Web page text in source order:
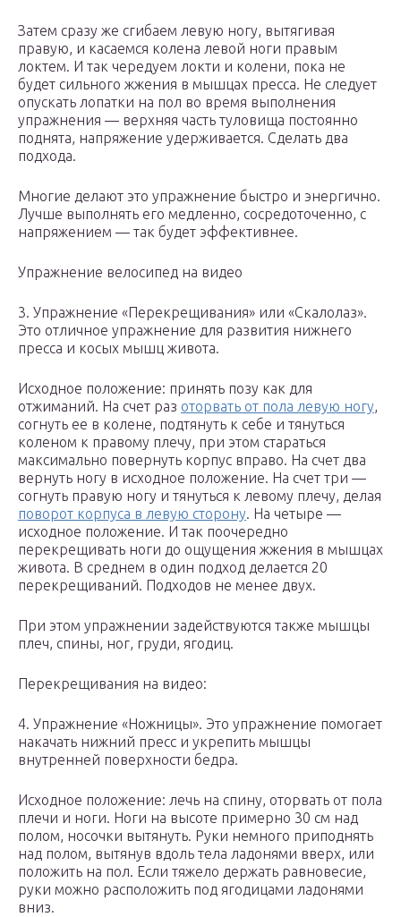
Затем сразу же сгибаем левую ногу, вытягивая
правую, и касаемся колена левой ноги правым
локтем. И так чередуем локти и колени, пока не
будет сильного жжения в мышцах пресса. Не следует
опускать лопатки на пол во время выполнения
упражнения — верхняя часть туловища постоянно
поднята, напряжение удерживается. Сделать два
подхода.
Многие делают это упражнение быстро и энергично.
Лучше выполнять его медленно, сосредоточенно, с
напряжением — так будет эффективнее.
Упражнение велосипед на видео
3. Упражнение «Перекрещивания» или «Скалолаз».
Это отличное упражнение для развития нижнего
пресса и косых мышц живота.
Исходное положение: принять позу как для
отжиманий. На счет раз оторвать от пола левую ногу,
согнуть ее в колене, подтянуть к себе и тянуться
коленом к правому плечу, при этом стараться
максимально повернуть корпус вправо. На счет два
вернуть ногу в исходное положение. На счет три —
согнуть правую ногу и тянуться к левому плечу, делая
поворот корпуса в левую сторону. На четыре —
исходное положение. И так поочередно
перекрещивать ноги до ощущения жжения в мышцах
живота. В среднем в один подход делается 20
перекрещиваний. Подходов не менее двух.
При этом упражнении задействуются также мышцы
плеч, спины, ног, груди, ягодиц.
Перекрещивания на видео:
4. Упражнение «Ножницы». Это упражнение помогает
накачать нижний пресс и укрепить мышцы
внутренней поверхности бедра.
Исходное положение: лечь на спину, оторвать от пола
плечи и ноги. Ноги на высоте примерно 30 см над
полом, носочки вытянуть. Руки немного приподнять
над полом, вытянув вдоль тела ладонями вверх, или
положить на пол. Если тяжело держать равновесие,
руки можно расположить под ягодицами ладонями
вниз.